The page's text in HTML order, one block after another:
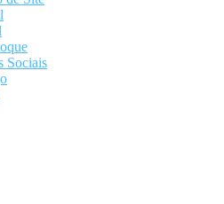
Sociais